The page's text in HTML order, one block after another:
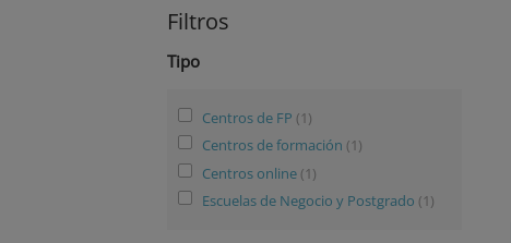
Filtros
Tipo
Centros de FP (1)
Centros de formación (1)
Centros online (1)
Escuelas de Negocio y Postgrado (1)